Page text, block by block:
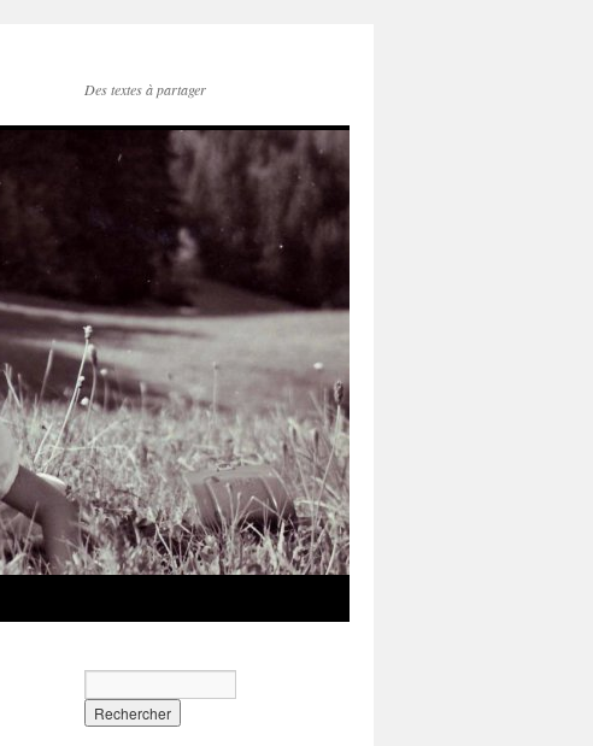
Des textes à partager